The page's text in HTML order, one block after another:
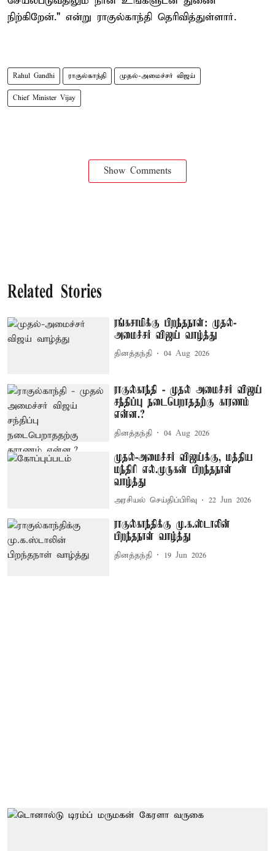
நிற்கிறேன்." என்று ராகுல்காந்தி தெரிவித்துள்ளார்.
Rahul Gandhi ராகுல்காந்தி முதல்-அமைச்சர் விஜய்
Chief Minister Vijay
Show Comments
Related Stories
ரங்கசாமிக்கு பிறந்தநாள்: முதல்-
அமைச்சர் விஜய் வாழ்த்து
தினத்தந்தி 04 Aug 2026
ராகுல்காந்தி - முதல் அமைச்சர் விஜய்
சந்திப்பு நடைபெறாததற்கு காரணம்
என்ன.?
தினத்தந்தி 04 Aug 2026
முதல்-அமைச்சர் விஜய்க்கு, மத்திய
மந்திரி எல்.முருகன் பிறந்தநாள்
வாழ்த்து
அரசியல் செய்திப்பிரிவு 22 Jun 2026
ராகுல்காந்திக்கு மு.க.ஸ்டாலின்
பிறந்தநாள் வாழ்த்து
தினத்தந்தி 19 Jun 2026